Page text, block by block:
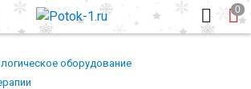
оборудование